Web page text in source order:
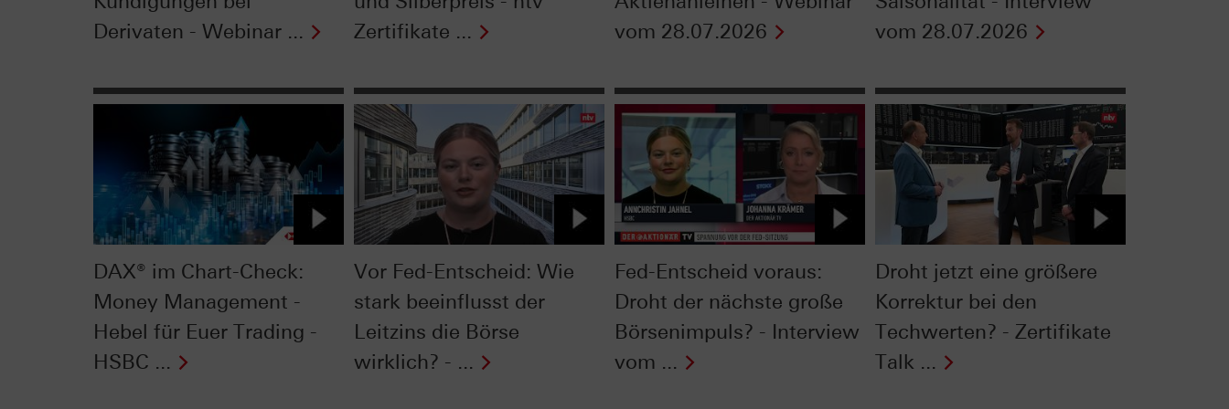
Derivaten - Webinar ...
Zertifikate ...
vom 28.07.2026
vom 28.07.2026
DAX® im Chart-Check:
Money Management -
Hebel für Euer Trading -
HSBC ...
Vor Fed-Entscheid: Wie
stark beeinflusst der
Leitzins die Börse
wirklich? - ...
Fed-Entscheid voraus:
Droht der nächste große
Börsenimpuls? - Interview
vom ...
Droht jetzt eine größere
Korrektur bei den
Techwerten? - Zertifikate
Talk ...